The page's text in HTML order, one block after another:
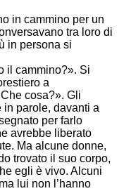
in cammino per un
tra loro di
in persona si
il cammino?». Si
a
cosa?». Gli
in parole, davanti a
per farlo
avrebbe liberato
Ma alcune donne,
trovato il suo corpo,
egli è vivo. Alcuni
lui non l’hanno